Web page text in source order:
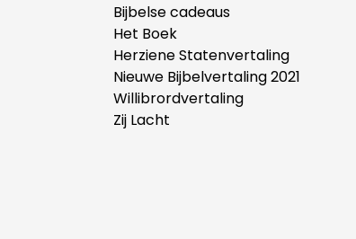
Bijbelse cadeaus
Het Boek
Herziene Statenvertaling
Nieuwe Bijbelvertaling 2021
Willibrordvertaling
Zij Lacht